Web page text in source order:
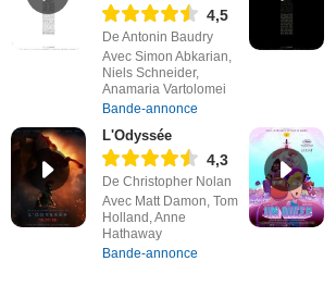
4,5
De Antonin Baudry
Avec Simon Abkarian,
Niels Schneider,
Anamaria Vartolomei
Bande-annonce
L'Odyssée
4,3
De Christopher Nolan
Avec Matt Damon, Tom
Holland, Anne
Hathaway
Bande-annonce